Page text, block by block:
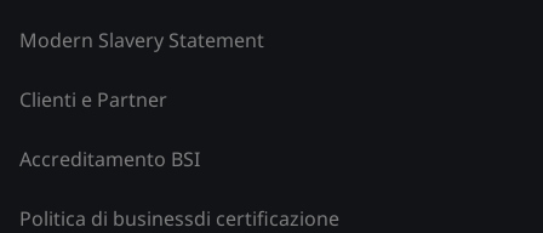
Modern Slavery Statement
Clienti e Partner
Accreditamento BSI
Politica di businessdi certificazione